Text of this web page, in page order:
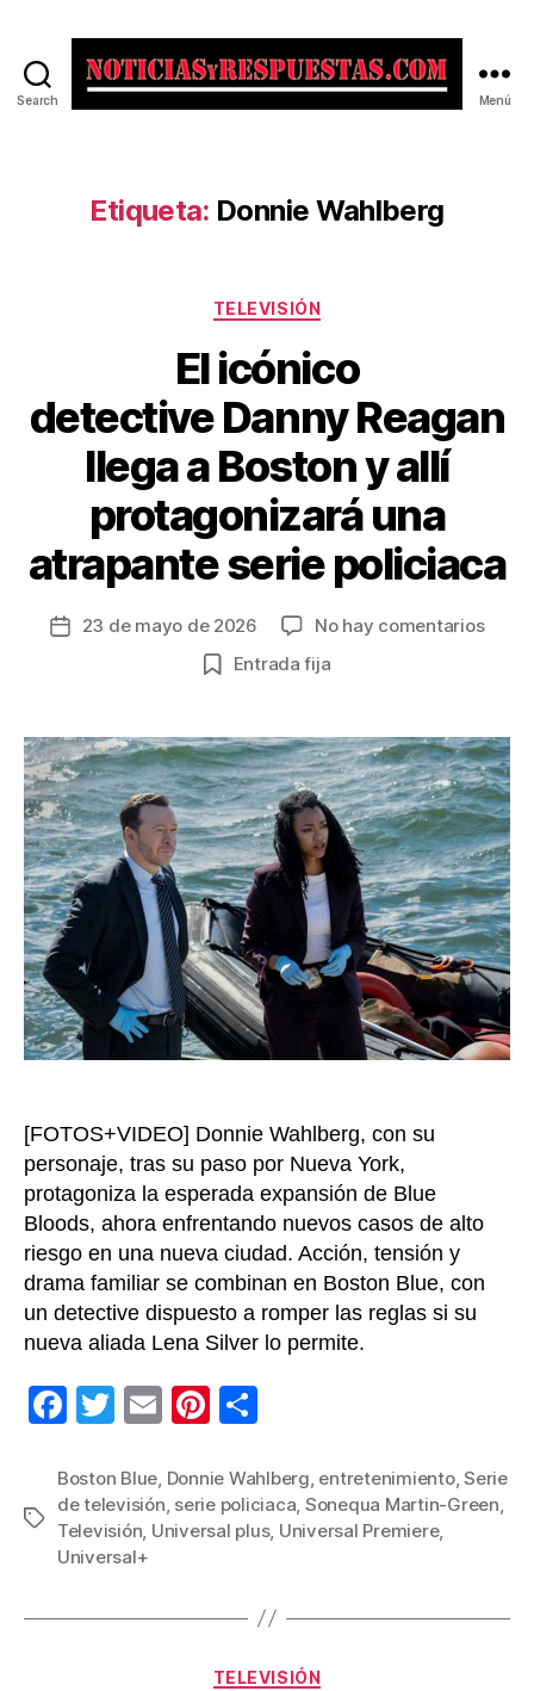
Search Menú
Etiqueta: Donnie Wahlberg
Categorías
TELEVISIÓN
El icónico
detective Danny Reagan
llega a Boston y allí
protagonizará una
atrapante serie policiaca
Fecha23 de mayo de 2026 No hay comentariosen
llega
a
y
allí
una
serie
Entrada fija
[FOTOS+VIDEO] Donnie Wahlberg, con su
personaje, tras su paso por Nueva York,
protagoniza la esperada expansión de Blue
Bloods, ahora enfrentando nuevos casos de alto
riesgo en una nueva ciudad. Acción, tensión y
drama familiar se combinan en Boston Blue, con
un detective dispuesto a romper las reglas si su
nueva aliada Lena Silver lo permite.
F
c
e
b
o
T
tt
er
E
ail
Pi
er
e
m
p
Etiquetas
Boston Blue, Donnie Wahlberg, entretenimiento,Serie
de televisión, serie policiaca, Sonequa Martin-Green,
Televisión, Universal plus, Universal Premiere,
Universal+
Categorías
TELEVISIÓN